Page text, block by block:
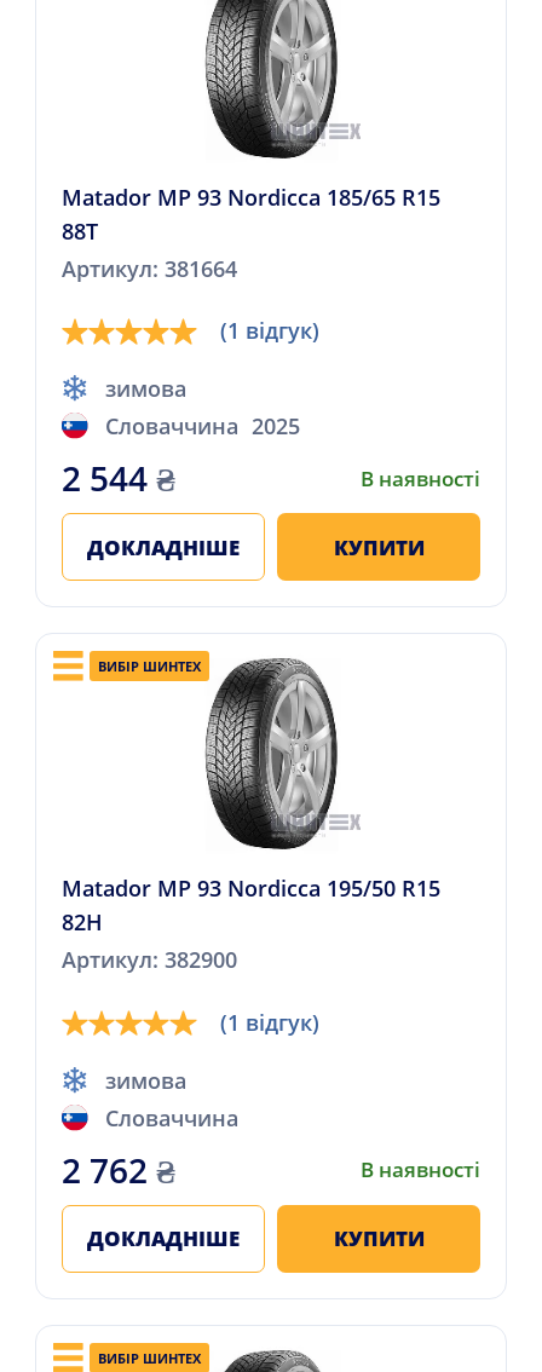
Matador MP 93 Nordicca 185/65 R15
88T
Артикул: 381664
(1 відгук)
зимова
Словаччина 2025
2 544₴ В наявності
ДОКЛАДНІШЕ КУПИТИ
ВИБІР ШИНТЕХ
Matador MP 93 Nordicca 195/50 R15
82H
Артикул: 382900
(1 відгук)
зимова
Словаччина
2 762 ₴ В наявності
ДОКЛАДНІШЕ КУПИТИ
ВИБІР ШИНТЕХ